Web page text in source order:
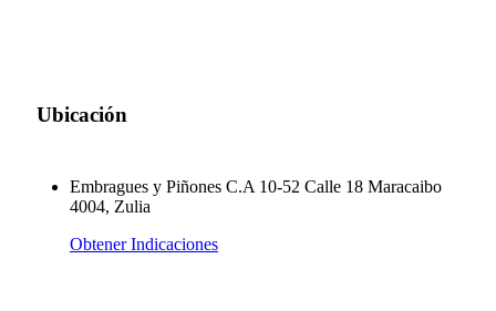
Ubicación
Embragues y Piñones C.A 10-52 Calle 18 Maracaibo
4004, Zulia
Obtener Indicaciones